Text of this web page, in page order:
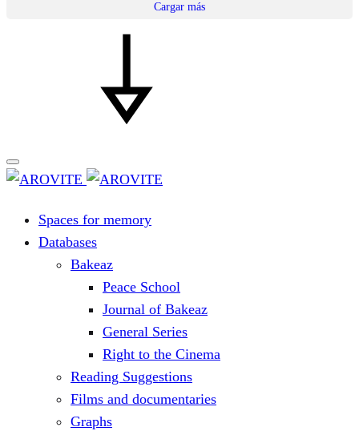
Cargar más
Spaces for memory
Databases
Bakeaz
Peace School
Journal of Bakeaz
General Series
Right to the Cinema
Reading Suggestions
Films and documentaries
Graphs